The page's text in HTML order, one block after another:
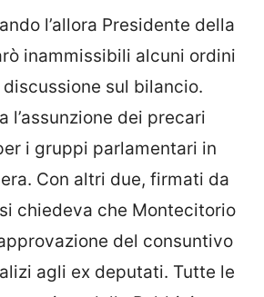
l’allora Presidente della
inammissibili alcuni ordini
sul bilancio.
l’assunzione dei precari
i gruppi parlamentari in
Con altri due, firmati da
chiedeva che Montecitorio
del consuntivo
agli ex deputati. Tutte le